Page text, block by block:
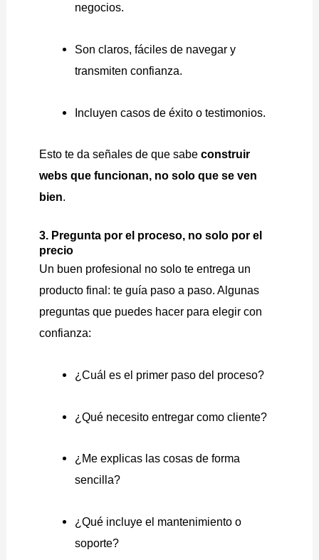
negocios.
Son claros, fáciles de navegar y
transmiten confianza.
Incluyen casos de éxito o testimonios.
Esto te da señales de que sabeconstruir
webs que funcionan, no solo que se ven
bien.
3. Pregunta por el proceso, no solo por el
precio
Un buen profesional no solo te entrega un
producto final: te guía paso a paso. Algunas
preguntas que puedes hacer para elegir con
confianza:
¿Cuál es el primer paso del proceso?
¿Qué necesito entregar como cliente?
¿Me explicas las cosas de forma
sencilla?
¿Qué incluye el mantenimiento o
soporte?